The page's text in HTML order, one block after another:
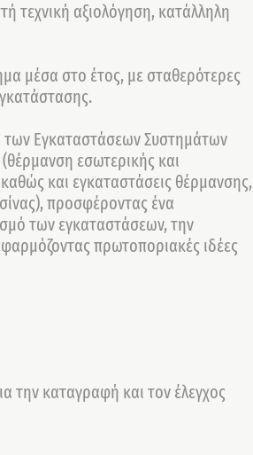
τεχνική αξιολόγηση, κατάλληλη
μέσα στο έτος, με σταθερότερες
των Εγκαταστάσεων Συστημάτων
εσωτερικής και
και εγκαταστάσεις θέρμανσης,
προσφέροντας ένα
των εγκαταστάσεων, την
πρωτοποριακές ιδέες
την καταγραφή και τον έλεγχος